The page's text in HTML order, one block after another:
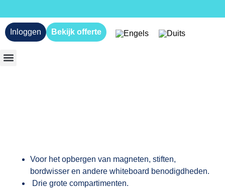
Inloggen Bekijk offerte
Voor het opbergen van magneten, stiften,
bordwisser en andere whiteboard benodigdheden.
Drie grote compartimenten.